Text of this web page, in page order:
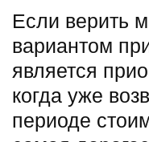
Если верить
вариантом
является
когда уже
периоде